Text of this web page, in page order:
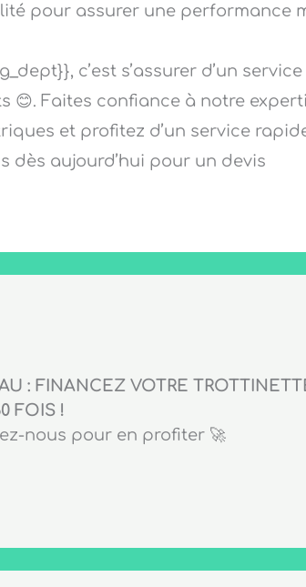
pour assurer une performance
c’est s’assurer d’un
😊. Faites confiance à notre
et profitez d’un service
dès aujourd’hui pour un devis
: FINANCEZ VOTRE
FOIS !
nous pour en profiter 🚀